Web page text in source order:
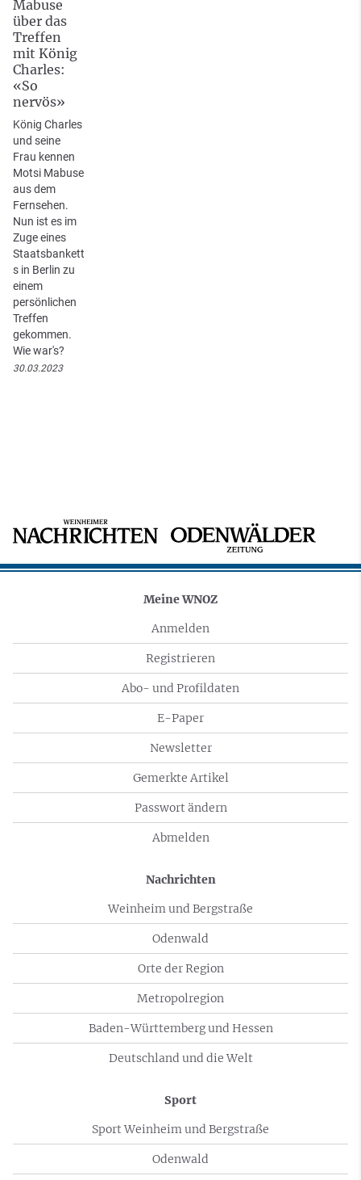
Mabuse
über das
Treffen
mit König
Charles:
«So
nervös»
König Charles
und seine
Frau kennen
Motsi Mabuse
aus dem
Fernsehen.
Nun ist es im
Zuge eines
Staatsbankett
s in Berlin zu
einem
persönlichen
Treffen
gekommen.
Wie war's?
30.03.2023
Meine WNOZ
Anmelden
Registrieren
Abo- und Profildaten
E-Paper
Newsletter
Gemerkte Artikel
Passwort ändern
Abmelden
Nachrichten
Weinheim und Bergstraße
Odenwald
Orte der Region
Metropolregion
Baden-Württemberg und Hessen
Deutschland und die Welt
Sport
Sport Weinheim und Bergstraße
Odenwald